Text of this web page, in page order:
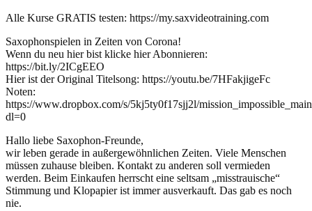
Alle Kurse GRATIS testen: https://my.saxvideotraining.com
Saxophonspielen in Zeiten von Corona!
Wenn du neu hier bist klicke hier Abonnieren:
https://bit.ly/2ICgEEO
Hier ist der Original Titelsong: https://youtu.be/7HFakjigeFc
Noten:
https://www.dropbox.com/s/5kj5ty0f17sjj2l/
dl=0
Hallo liebe Saxophon-Freunde,
wir leben gerade in außergewöhnlichen Zeiten. Viele Menschen
müssen zuhause bleiben. Kontakt zu anderen soll vermieden
werden. Beim Einkaufen herrscht eine seltsam „misstrauische“
Stimmung und Klopapier ist immer ausverkauft. Das gab es noch
nie.